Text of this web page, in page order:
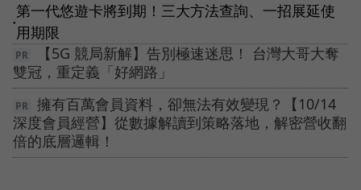
●
第一代悠遊卡將到期！三大方法查詢、一招展延使
用期限
【5G 競局新解】告別極速迷思！ 台灣大哥大奪
雙冠，重定義「好網路」
擁有百萬會員資料，卻無法有效變現？【10/14
深度會員經營】從數據解讀到策略落地，解密營收翻
倍的底層邏輯！